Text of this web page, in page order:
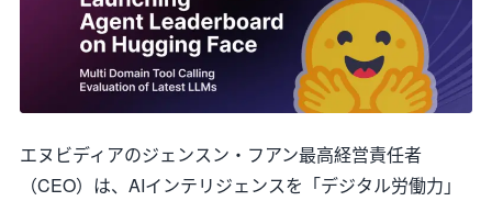
エヌビディアのジェンスン・フアン最高経営責任者
（CEO）は、AIインテリジェンスを「デジタル労働力」